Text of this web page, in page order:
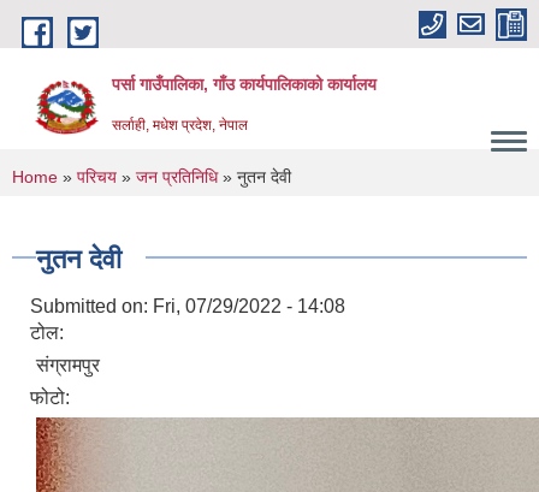
Skip to main content
पर्सा गाउँपालिका, गाँउ कार्यपालिकाको कार्यालय
सर्लाही, मधेश प्रदेश, नेपाल
You are here
Home » परिचय » जन प्रतिनिधि» नुतन देवी
नुतन देवी
Submitted on: Fri, 07/29/2022 - 14:08
टोल:
संग्रामपुर
फोटो: